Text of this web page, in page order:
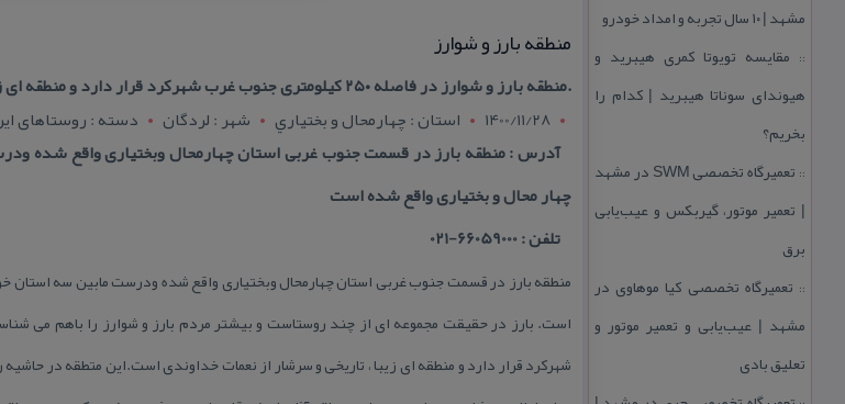
مشهد | ۱۰ سال تجربه و امداد خودرو
:: مقایسه تویوتا كمری هیبرید و
هیوندای سوناتا هیبرید | كدام را
بخریم؟
::
تعمیرگاه تخصصی SWM در مشهد
| تعمیر موتور، گیربكس و عیب‌یابی
برق
:: تعمیرگاه تخصصی كیا موهاوی در
مشهد | عیب‌یابی و تعمیر موتور و
تعلیق بادی
منطقه بارز و شوارز
.منطقه بارز و شوارز در فاصله ۲۵۰ كیلومتری جنوب غرب شهركرد قرار دارد و منطقه ای زیبا ، تاریخی و سرشار از نعمات خداوندی است
1400/11/28
استان : چهارمحال و بختياري شهر : لردگان
دسته : روستاهای
آدرس : منطقه بارز در قسمت جنوب غربی استان چهارمحال وبختیاری واقع شده
چهار محال و بختیاری واقع شده است
تلفن : 66059000-021
منطقه بارز در قسمت جنوب غربی استان چهارمحال وبختیاری واقع شده ودرست مابین سه استان
شهركرد قرار دارد و منطقه ای زیبا ، تاریخی و سرشار از نعمات خداوندی است.این متطقه در